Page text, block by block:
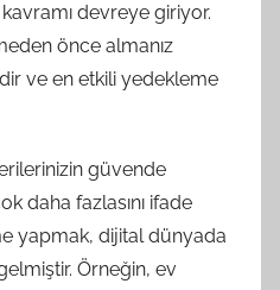
devreye giriyor.
önce almanız
ve en etkili yedekleme
güvende
daha fazlasını ifade
yapmak, dijital dünyada
Örneğin, ev